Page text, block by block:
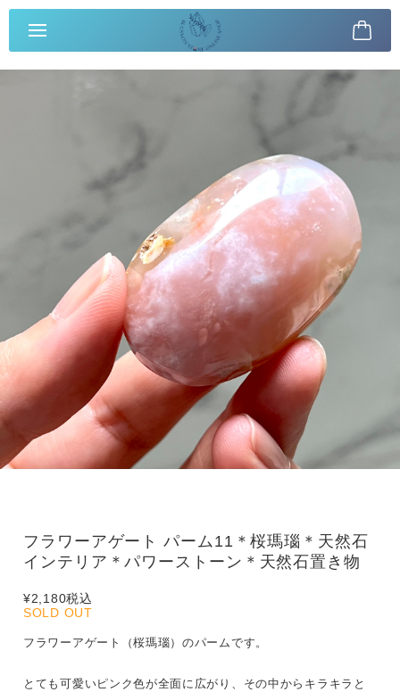
フラワーアゲート パーム11＊桜瑪瑙＊天然石
インテリア＊パワーストーン＊天然石置き物
¥2,180税込
SOLD OUT
フラワーアゲート（桜瑪瑙）のパームです。
とても可愛いピンク色が全面に広がり、その中からキラキラと